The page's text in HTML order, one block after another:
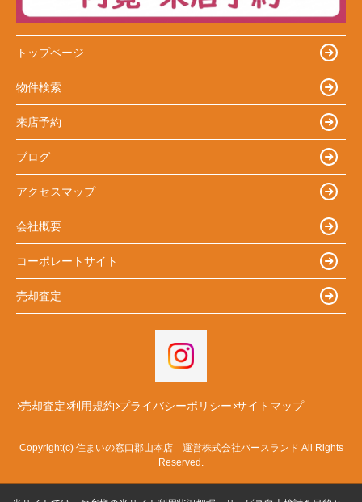
トップページ
物件検索
来店予約
ブログ
アクセスマップ
会社概要
コーポレートサイト
売却査定
売却査定 利用規約 プライバシーポリシー サイトマップ
Copyright(c) 住まいの窓口郡山本店 運営株式会社バースランド All Rights
Reserved.